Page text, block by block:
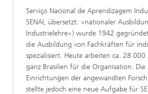
Serviço Nacional de Aprendizagem
SENAI, übersetzt: »nationaler
Industrielehre«) wurde 1942
die Ausbildung von Fachkräften für
spezialisiert. Heute arbeiten ca. 28 000
ganz Brasilien für die Organisation. Die
Einrichtungen der angewandten
stellte jedoch eine neue Aufgabe für